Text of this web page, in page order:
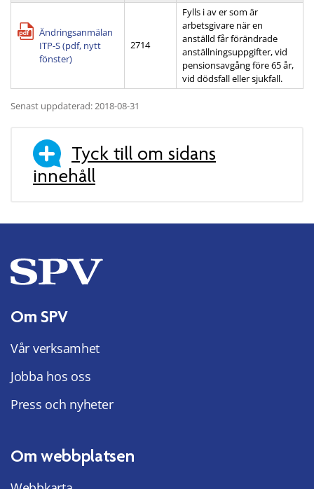
Ändringsanmälan
ITP-S (pdf, nytt
fönster)
2714
Fylls i av er som är
arbetsgivare när en
anställd får förändrade
anställningsuppgifter, vid
pensionsavgång före 65 år,
vid dödsfall eller sjukfall.
Senast uppdaterad: 2018-08-31
Tyck till om sidans
innehåll
Om SPV
Vår verksamhet
Jobba hos oss
Press och nyheter
Om webbplatsen